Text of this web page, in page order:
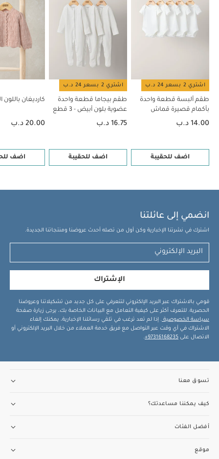
اشتري 2 بسعر 24 د.ب
طقم ألبسة قطعة واحدة
بأكمام قصيرة قماش
عضوي بلون أبيض - 5 قطع
14.00 د.ب
اضف للحقيبة
اشتري 2 بسعر 24 د.ب
طقم بيجاما قطعة واحدة
عضوية بلون أبيض - 3 قطع
16.75 د.ب
اضف للحقيبة
كارديغان باللون
20.00 د.ب
اضف
انضمي إلى عائلتنا
اشترك في نشرتنا الإخبارية وكن أول من تصله أحدث عروضنا ومنتجاتنا الجديدة.
الإشتراك
قومي بالاشتراك عبر البريد الإلكتروني لتتعرفي على كل جديد من تشكيلاتنا وعروضنا
الحصرية. للتعرف أكثر على كيفية التعامل مع البيانات الخاصة بك، يرجى زيارة صفحة
سياسة الخصوصية . إذا لم تعد ترغب في تلقي رسائلنا الإخبارية، يمكنك إلغاء
الاشتراك في أي وقت عبر التواصل مع فريق خدمة العملاء من خلال البريد الإلكتروني أو
الاتصال على 97316168235+
.
تسوق معنا
كيف يمكننا مساعدتك؟
أفضل الفئات
موقع